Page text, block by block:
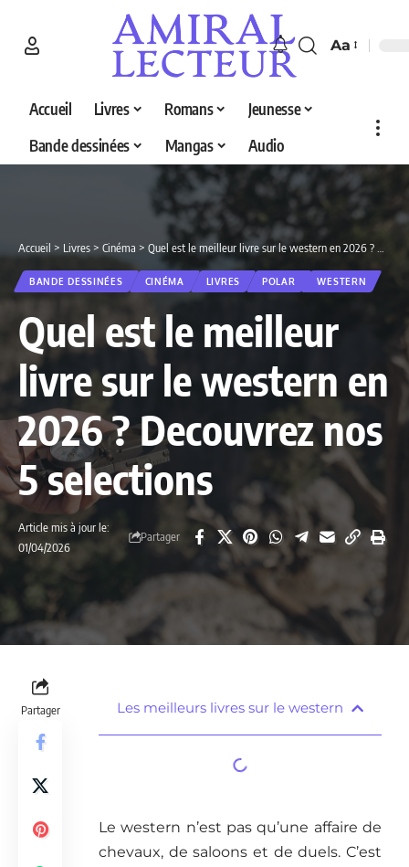
Aa
Accueil Livres Romans
Jeunesse
Bande dessinées
Mangas Audio
Accueil > Livres > Cinéma > Quel est le meilleur livre sur le western en 2026 ? Decouvrez nos 5 selections
BANDE DESSINÉES CINÉMA LIVRES POLAR WESTERN
Quel est le meilleur
livre sur le western en
2026 ? Decouvrez nos
5 selections
Article mis à jour le:
01/04/2026
Partager
Partager Les meilleurs livres sur le western
Le western n’est pas qu’une affaire de
chevaux, de saloons et de duels. C’est